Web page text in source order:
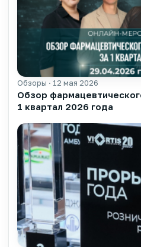
▶
Обзоры · 12 мая 2026
Обзор
1 квартал 2026 года